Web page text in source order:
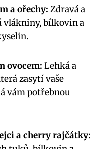
a ořechy: Zdravá a
vlákniny, bílkovin a
ovocem: Lehká a
zasytí vaše
vám potřebnou
a cherry rajčátky: